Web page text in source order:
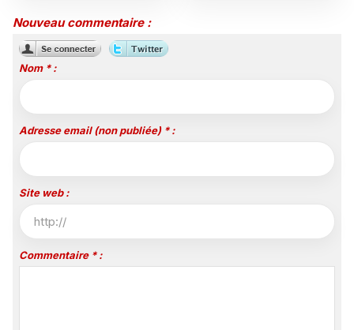
Polynésie la 1ère
Nouveau commentaire :
Nom * :
Adresse email (non publiée) * :
Site web :
Commentaire * :